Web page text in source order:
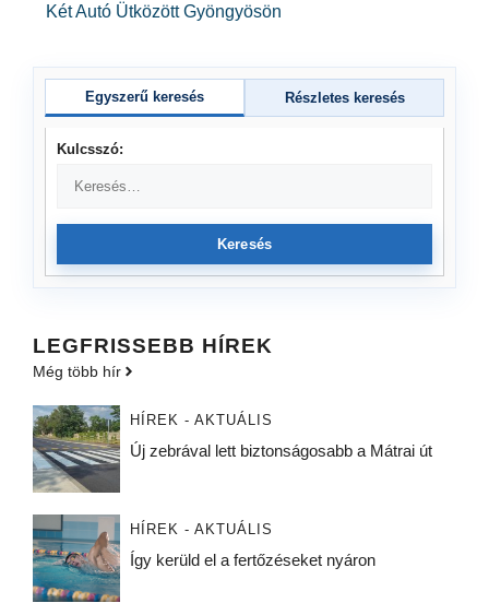
Két Autó Ütközött Gyöngyösön
Egyszerű keresés Részletes keresés
Kulcsszó:
Keresés
LEGFRISSEBB HÍREK
Még több hír
HÍREK - AKTUÁLIS
Új zebrával lett biztonságosabb a Mátrai út
HÍREK - AKTUÁLIS
Így kerüld el a fertőzéseket nyáron